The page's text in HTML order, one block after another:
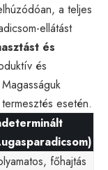
a teljes
ellátást
és
és
esetén.
főhajtás